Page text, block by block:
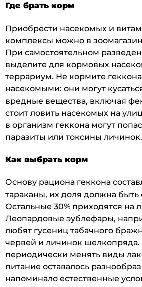
Где брать корм
Приобрести насекомых и
комплексы можно в
При самостоятельном
выделите для кормовых
террариум. Не кормите
насекомыми: они могут
вредные вещества, включая
стоит ловить насекомых на
в организм геккона могут
паразиты или токсины личинок.
Как выбрать корм
Основу рациона геккона
тараканы, их доля должна быть
Остальные 30% приходятся на
Леопардовые эублефары,
любят гусениц табачного
червей и личинок
периодически менять виды
питание оставалось
напоминало естественные